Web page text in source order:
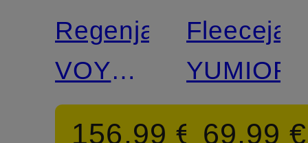
FACE
Regenjacke
VOYAGE
RAIN
156,99 €
FACE
YUMIORI
69,99 €